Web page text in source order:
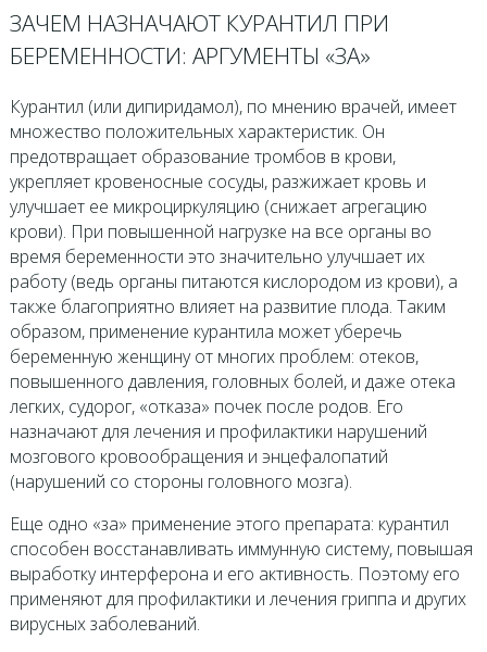
ЗАЧЕМ НАЗНАЧАЮТ КУРАНТИЛ ПРИ
БЕРЕМЕННОСТИ: АРГУМЕНТЫ «ЗА»
Курантил (или дипиридамол), по мнению врачей, имеет
множество положительных характеристик. Он
предотвращает образование тромбов в крови,
укрепляет кровеносные сосуды, разжижает кровь и
улучшает ее микроциркуляцию (снижает агрегацию
крови). При повышенной нагрузке на все органы во
время беременности это значительно улучшает их
работу (ведь органы питаются кислородом из крови), а
также благоприятно влияет на развитие плода. Таким
образом, применение курантила может уберечь
беременную женщину от многих проблем: отеков,
повышенного давления, головных болей, и даже отека
легких, судорог, «отказа» почек после родов. Его
назначают для лечения и профилактики нарушений
мозгового кровообращения и энцефалопатий
(нарушений со стороны головного мозга).
Еще одно «за» применение этого препарата: курантил
способен восстанавливать иммунную систему, повышая
выработку интерферона и его активность. Поэтому его
применяют для профилактики и лечения гриппа и других
вирусных заболеваний.